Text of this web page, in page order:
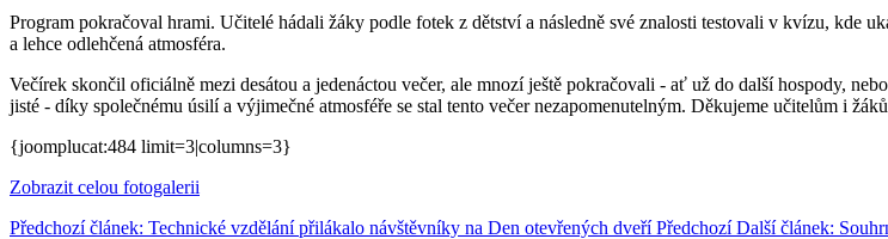
Program pokračoval hrami. Učitelé hádali žáky podle fotek z dětství a následně své znalosti testovali v kvízu, kde
a lehce odlehčená atmosféra.
Večírek skončil oficiálně mezi desátou a jedenáctou večer, ale mnozí ještě pokračovali ‑ ať už do další hospody,
jisté ‑ díky společnému úsilí a výjimečné atmosféře se stal tento večer nezapomenutelným. Děkujeme učitelům i
{joomplucat:484 limit=3|columns=3}
Zobrazit celou fotogalerii
Předchozí článek: Technické vzdělání přilákalo návštěvníky na Den otevřených dveříPředchozí Další článek: